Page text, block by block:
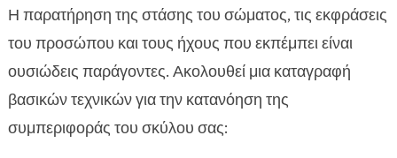
Η παρατήρηση της στάσης του σώματος, τις εκφράσεις
του προσώπου και τους ήχους που εκπέμπει είναι
ουσιώδεις παράγοντες. Ακολουθεί μια καταγραφή
βασικών τεχνικών για την κατανόηση της
συμπεριφοράς του σκύλου σας: